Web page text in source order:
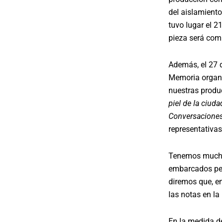
del
tuvo lugar el
pieza será
Además, el 27
Memoria
nuestras
piel de la
Tenemos
embarcados
diremos que,
las notas en